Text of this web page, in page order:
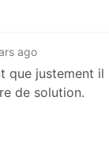
ago
que justement
de solution.